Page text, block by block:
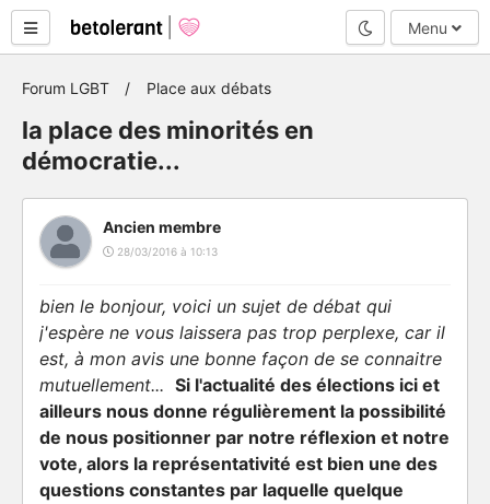
Mode nuit
Menu
Forum LGBT Place aux débats
la place des minorités en
démocratie...
Ancien membre
28/03/2016 à 10:13
bien le bonjour, voici un sujet de débat qui
j'espère ne vous laissera pas trop perplexe, car il
est, à mon avis une bonne façon de se connaitre
mutuellement... Si l'actualité des élections ici et
ailleurs nous donne régulièrement la possibilité
de nous positionner par notre réflexion et notre
vote, alors la représentativité est bien une des
questions constantes par laquelle quelque